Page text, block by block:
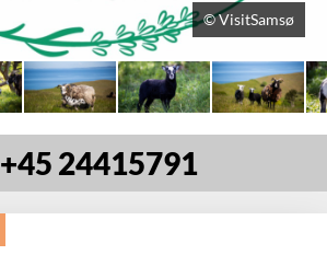
© VisitSamsø
+45 24415791